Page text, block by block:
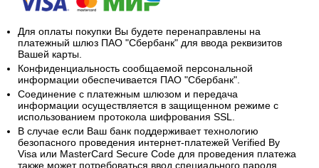
Для оплаты покупки Вы будете перенаправлены на
платежный шлюз ПАО "Сбербанк" для ввода реквизитов
Вашей карты.
Конфиденциальность сообщаемой персональной
информации обеспечивается ПАО "Сбербанк".
Соединение с платежным шлюзом и передача
информации осуществляется в защищенном режиме с
использованием протокола шифрования SSL.
В случае если Ваш банк поддерживает технологию
безопасного проведения интернет-платежей Verified By
Visa или MasterCard Secure Code для проведения платежа
также может потребоваться ввод специального пароля.